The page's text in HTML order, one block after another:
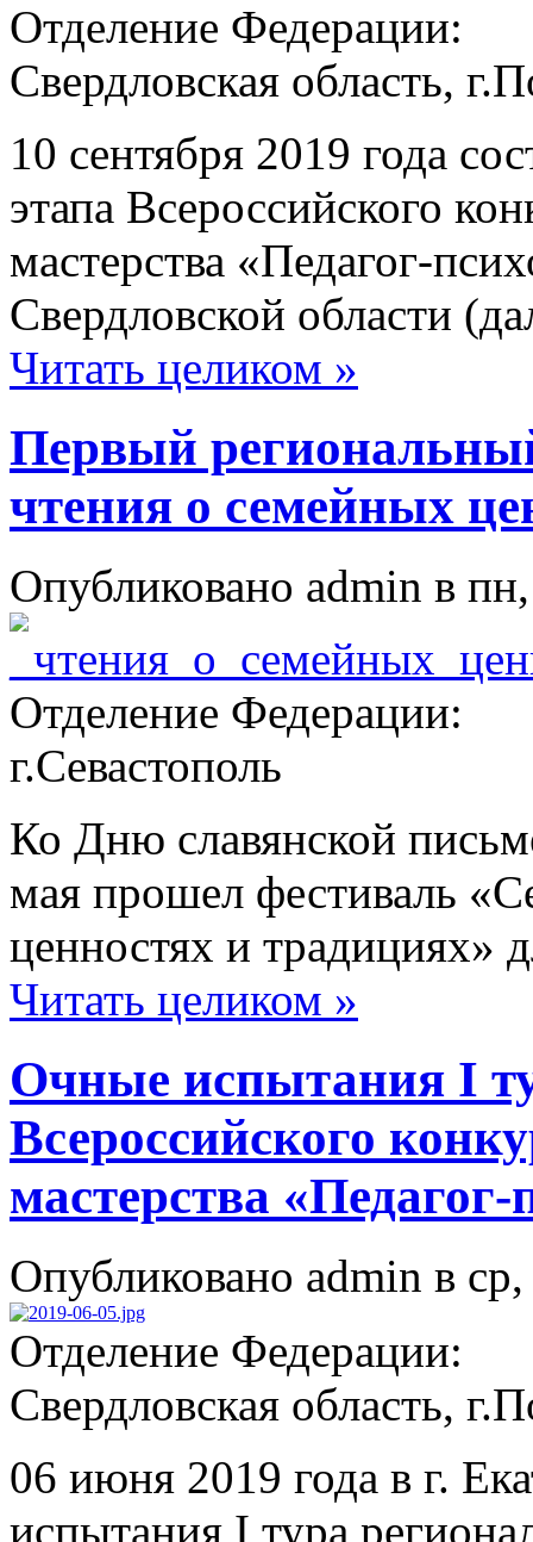
Отделение Федерации:
Свердловская область,
10 сентября 2019 года
этапа Всероссийского
мастерства «Педагог-
Свердловской области
Читать целиком »
Первый
чтения о семейных
Опубликовано admin в
Отделение Федерации:
г.Севастополь
Ко Дню славянской
мая прошел фестиваль
ценностях и традициях»
Читать целиком »
Очные испытания I
Всероссийского
мастерства
Опубликовано admin в
Отделение Федерации:
Свердловская область,
06 июня 2019 года в г.
испытания I тура